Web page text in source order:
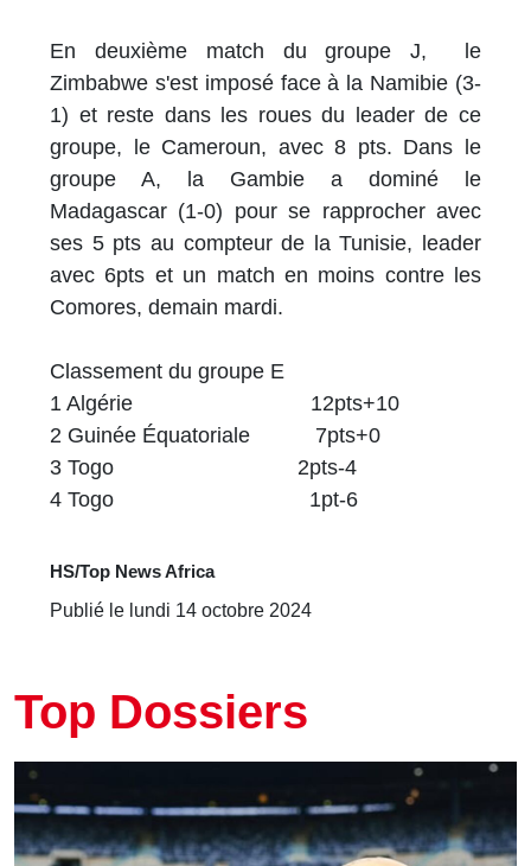
En deuxième match du groupe J, le
Zimbabwe s'est imposé face à la Namibie (3-
1) et reste dans les roues du leader de ce
groupe, le Cameroun, avec 8 pts. Dans le
groupe A, la Gambie a dominé le
Madagascar (1-0) pour se rapprocher avec
ses 5 pts au compteur de la Tunisie, leader
avec 6pts et un match en moins contre les
Comores, demain mardi.
Classement du groupe E
1 Algérie 12pts+10
2 Guinée Équatoriale 7pts+0
3 Togo 2pts-4
4 Togo 1pt-6
HS/Top News Africa
Publié le lundi 14 octobre 2024
Top Dossiers